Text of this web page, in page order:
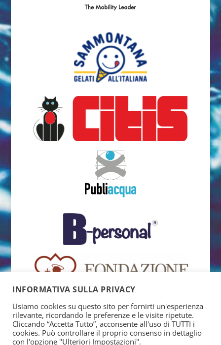
INFORMATIVA SULLA PRIVACY
Usiamo cookies su questo sito per fornirti un'esperienza
rilevante, ricordando le preferenze e le visite ripetute.
Cliccando “Accetta Tutto”, acconsente all'uso di TUTTI i
cookies. Può controllare il proprio consenso in dettaglio
con l'opzione "Ulteriori Impostazioni".